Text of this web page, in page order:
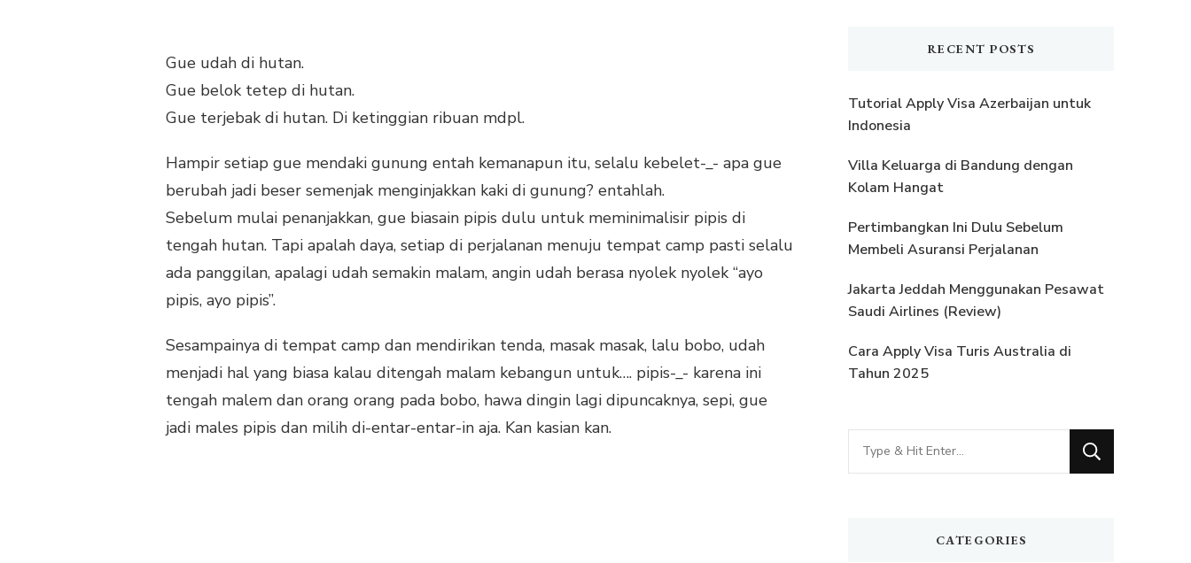
Gue udah di hutan.
Gue belok tetep di hutan.
Gue terjebak di hutan. Di ketinggian ribuan mdpl.
Hampir setiap gue mendaki gunung entah kemanapun itu, selalu kebelet-_- apa gue
berubah jadi beser semenjak menginjakkan kaki di gunung? entahlah.
Sebelum mulai penanjakkan, gue biasain pipis dulu untuk meminimalisir pipis di
tengah hutan. Tapi apalah daya, setiap di perjalanan menuju tempat camp pasti selalu
ada panggilan, apalagi udah semakin malam, angin udah berasa nyolek nyolek “ayo
pipis, ayo pipis”.
Sesampainya di tempat camp dan mendirikan tenda, masak masak, lalu bobo, udah
menjadi hal yang biasa kalau ditengah malam kebangun untuk…. pipis-_- karena ini
tengah malem dan orang orang pada bobo, hawa dingin lagi dipuncaknya, sepi, gue
jadi males pipis dan milih di-entar-entar-in aja. Kan kasian kan.
RECENT POSTS
Tutorial Apply Visa Azerbaijan untuk
Indonesia
Villa Keluarga di Bandung dengan
Kolam Hangat
Pertimbangkan Ini Dulu Sebelum
Membeli Asuransi Perjalanan
Jakarta Jeddah Menggunakan Pesawat
Saudi Airlines (Review)
Cara Apply Visa Turis Australia di
Tahun 2025
Looking
for
CATEGORIES